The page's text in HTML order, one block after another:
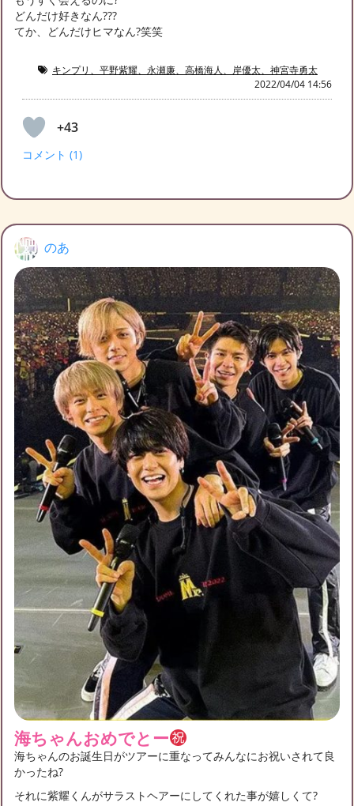
どんだけ好きなん???
てか、どんだけヒマなん?笑笑
キンプリ、平野紫耀、永瀬廉、高橋海人、岸優太、神宮寺勇太
2022/04/04 14:56
+43
コメント (1)
のあ
海ちゃんおめでとー
海ちゃんのお誕生日がツアーに重なってみんなにお祝いされて良
かったね?
それに紫耀くんがサラストヘアーにしてくれた事が嬉しくて?